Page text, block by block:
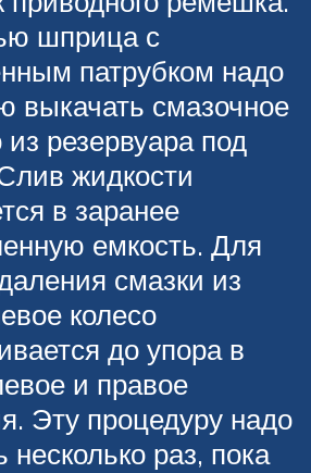
шприца с
патрубком надо
выкачать смазочное
резервуара под
жидкости
в заранее
емкость. Для
смазки из
колесо
до упора в
и правое
Эту процедуру надо
несколько раз, пока